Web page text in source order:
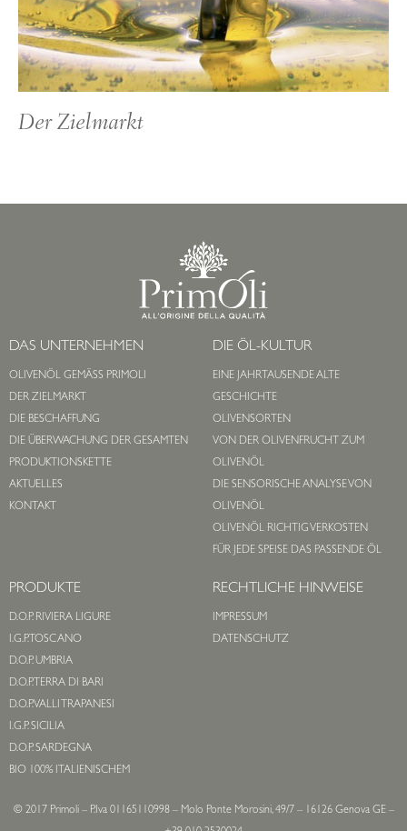
Der Zielmarkt
DAS UNTERNEHMEN
OLIVENÖL GEMÄSS PRIMOLI
DER ZIELMARKT
DIE BESCHAFFUNG
DIE ÜBERWACHUNG DER GESAMTEN
PRODUKTIONSKETTE
AKTUELLES
KONTAKT
DIE ÖL-KULTUR
EINE JAHRTAUSENDE ALTE
GESCHICHTE
OLIVENSORTEN
VON DER OLIVENFRUCHT ZUM
OLIVENÖL
DIE SENSORISCHE ANALYSE VON
OLIVENÖL
OLIVENÖL RICHTIG VERKOSTEN
FÜR JEDE SPEISE DAS PASSENDE ÖL
PRODUKTE
D.O.P. RIVIERA LIGURE
I.G.P. TOSCANO
D.O.P. UMBRIA
D.O.P. TERRA DI BARI
D.O.P. VALLI TRAPANESI
I.G.P. SICILIA
D.O.P. SARDEGNA
BIO 100% ITALIENISCHEM
RECHTLICHE HINWEISE
IMPRESSUM
DATENSCHUTZ
© 2017 Primoli – P.Iva 01165110998 – Molo Ponte Morosini, 49/7 – 16126 Genova GE –